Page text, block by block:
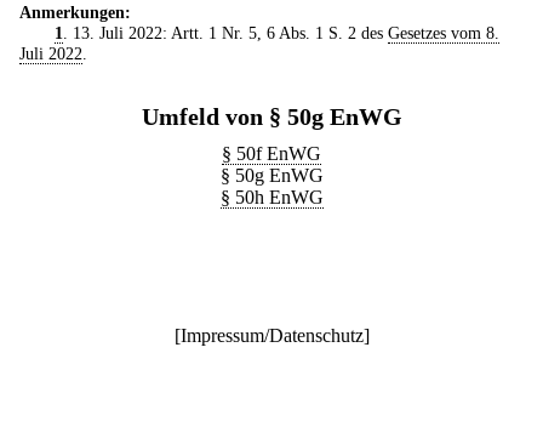
Anmerkungen:
1
. 13. Juli 2022: Artt. 1 Nr. 5, 6 Abs. 1 S. 2 des Gesetzes vom 8.
Juli 2022
Umfeld von § 50g EnWG
§ 50f EnWG
§ 50g EnWG
§ 50h EnWG
[Impressum/Datenschutz]